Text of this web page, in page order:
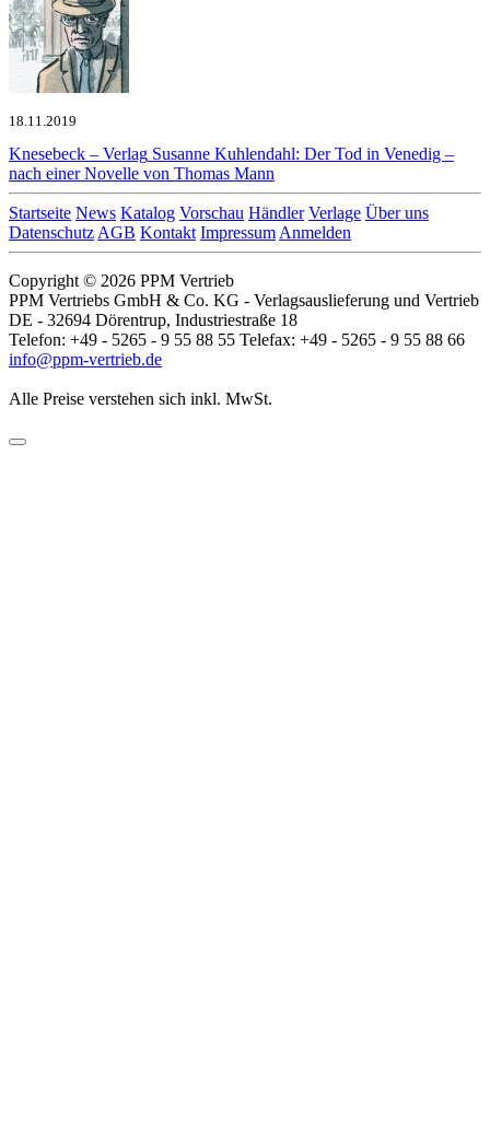
18.11.2019
Knesebeck – Verlag Susanne Kuhlendahl: Der Tod in Venedig –
nach einer Novelle von Thomas Mann
Startseite News Katalog Vorschau Händler Verlage Über uns
Datenschutz AGB Kontakt Impressum Anmelden
Copyright © 2026 PPM Vertrieb
PPM Vertriebs GmbH & Co. KG - Verlagsauslieferung und Vertrieb
DE - 32694 Dörentrup, Industriestraße 18
Telefon: +49 - 5265 - 9 55 88 55 Telefax: +49 - 5265 - 9 55 88 66
info@ppm-vertrieb.de
Alle Preise verstehen sich inkl. MwSt.